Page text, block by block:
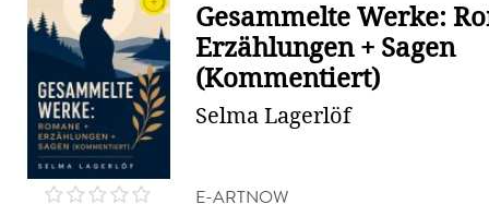
Gesammelte Werke:
Erzählungen + Sagen
(Kommentiert)
Selma Lagerlöf
E-ARTNOW